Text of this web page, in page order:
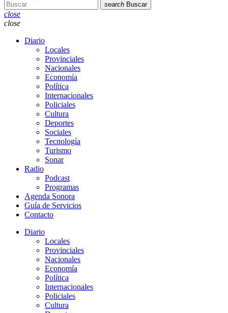
search Buscar
close
close
Diario
Locales
Provinciales
Nacionales
Economía
Política
Internacionales
Policiales
Cultura
Deportes
Sociales
Tecnología
Turismo
Sonar
Radio
Podcast
Programas
Agenda Sonora
Guía de Servicios
Contacto
Diario
Locales
Provinciales
Nacionales
Economía
Política
Internacionales
Policiales
Cultura